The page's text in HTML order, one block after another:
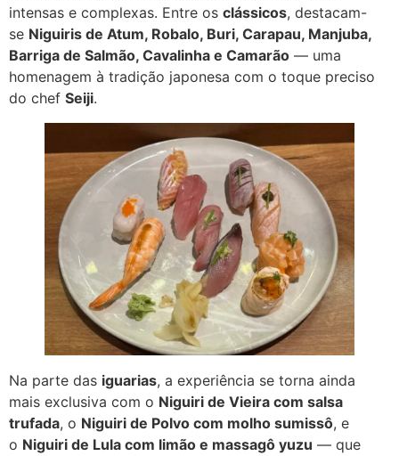
intensas e complexas. Entre os clássicos, destacam-
se Niguiris de Atum, Robalo, Buri, Carapau, Manjuba,
Barriga de Salmão, Cavalinha e Camarão — uma
homenagem à tradição japonesa com o toque preciso
do chef Seiji.
Na parte das iguarias, a experiência se torna ainda
mais exclusiva com o Niguiri de Vieira com salsa
trufada, o Niguiri de Polvo com molho sumissô, e
o Niguiri de Lula com limão e massagô yuzu — que